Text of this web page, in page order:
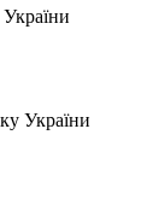
України